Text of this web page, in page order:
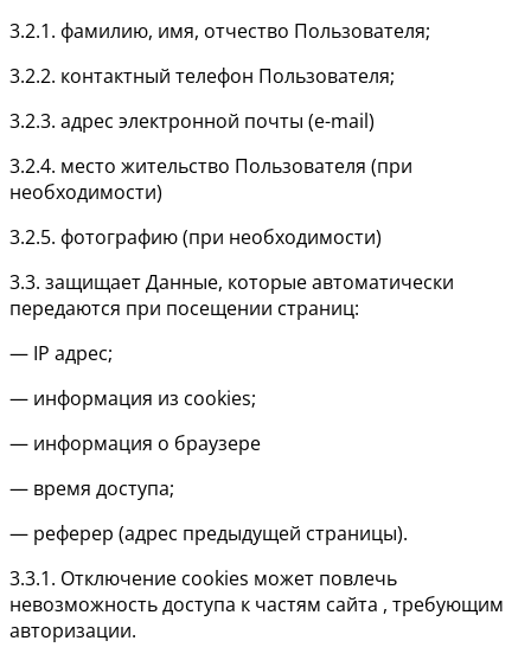
3.2.1. фамилию, имя, отчество Пользователя;
3.2.2. контактный телефон Пользователя;
3.2.3. адрес электронной почты (e-mail)
3.2.4. место жительство Пользователя (при
необходимости)
3.2.5. фотографию (при необходимости)
3.3. защищает Данные, которые автоматически
передаются при посещении страниц:
— IP адрес;
— информация из cookies;
— информация о браузере
— время доступа;
— реферер (адрес предыдущей страницы).
3.3.1. Отключение cookies может повлечь
невозможность доступа к частям сайта , требующим
авторизации.